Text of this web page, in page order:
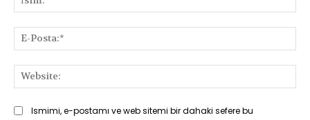
Ismimi, e-postamı ve web sitemi bir dahaki sefere bu